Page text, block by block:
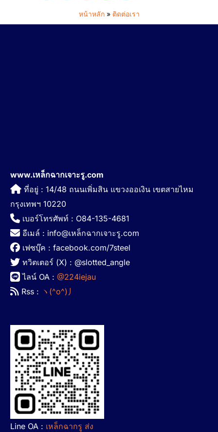
หน้าหลัก» ติดต่อเรา
www.เหล็กฉากเจาะรู.com
ที่อยู่ : 14/48 ถนนเพิ่มสิน แขวงออเงิน เขตสายไหม
กรุงเทพฯ 10220
เบอร์โทรศัพท์ : O84-135-4681
อีเมล์ : info@เหล็กฉากเจาะรู.com
เฟซบุ๊ค : facebook.com/7steel
ทวิตเตอร์ (X) : @slotted_angle
ไลน์ OA : @224iejau
Rss : ヽ(^o^)丿
Line OA : เหล็กฉากรู ส่ง